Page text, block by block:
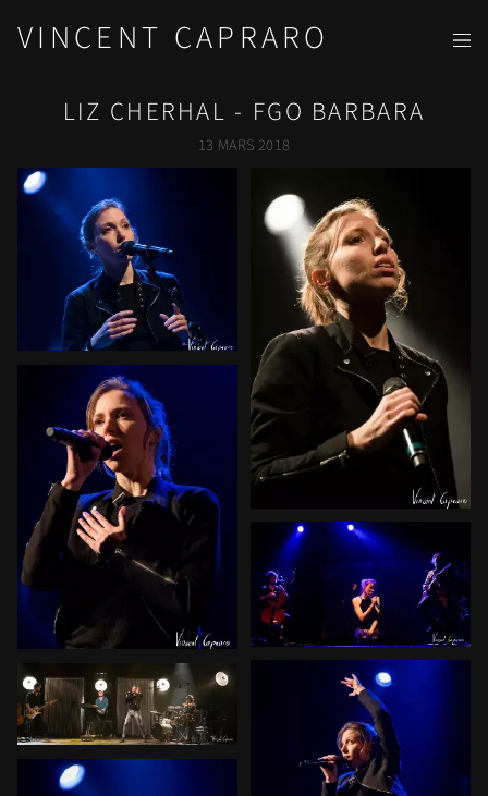
VINCENT CAPRARO
LIZ CHERHAL - FGO BARBARA
13 MARS 2018